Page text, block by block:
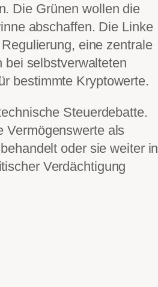
Die Grünen wollen die
abschaffen. Die Linke
eine zentrale
bei selbstverwalteten
bestimmte Kryptowerte.
Steuerdebatte.
Vermögenswerte als
oder sie weiter in
Verdächtigung